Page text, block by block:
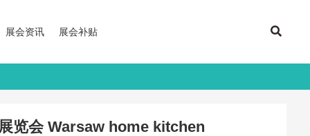
展会资讯 展会补贴
览会 Warsaw home kitchen